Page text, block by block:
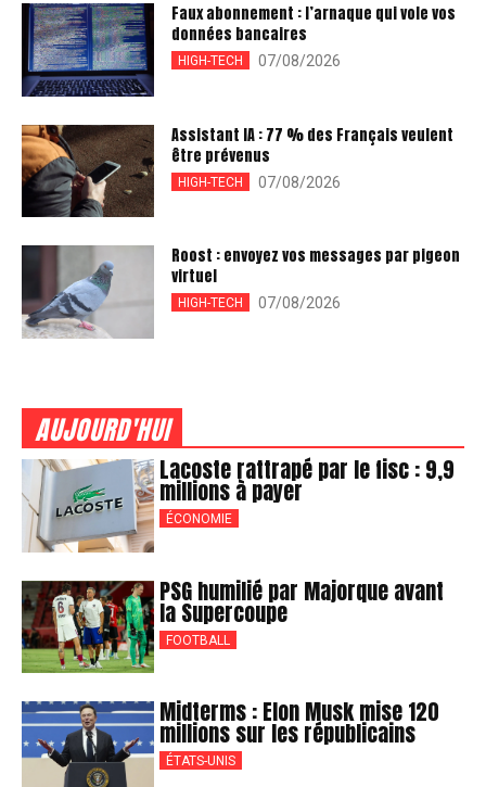
Faux abonnement : l’arnaque qui vole vos
données bancaires
HIGH-TECH 07/08/2026
Assistant IA : 77 % des Français veulent
être prévenus
HIGH-TECH 07/08/2026
Roost : envoyez vos messages par pigeon
virtuel
HIGH-TECH 07/08/2026
AUJOURD'HUI
Lacoste rattrapé par le fisc : 9,9
millions à payer
ÉCONOMIE
PSG humilié par Majorque avant
la Supercoupe
FOOTBALL
Midterms : Elon Musk mise 120
millions sur les républicains
ÉTATS-UNIS